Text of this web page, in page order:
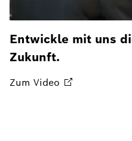
Entwickle mit uns
Zukunft.
Zum Video